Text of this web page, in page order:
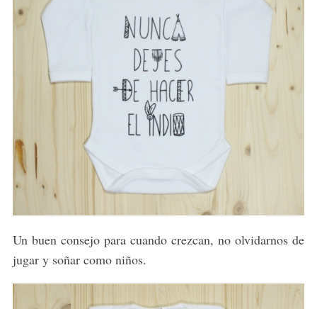
Un buen consejo para cuando crezcan, no olvidarnos de
jugar y soñar como niños.
a
r
h
f